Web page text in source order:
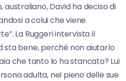
australiano, David ha deciso di
a colui che viene
La Ruggeri intervista il
sta bene, perché non aiutarlo
che tanto lo ha stancato? Lui
adulta, nel pieno delle sue